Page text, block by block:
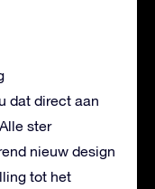
dat direct aan
ster
nieuw design
tot het